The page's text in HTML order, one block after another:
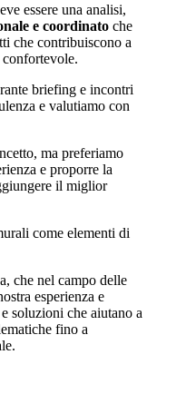
essere una analisi,
e coordinatoche
che contribuiscono a
confortevole.
briefing e incontri
e valutiamo con
ma preferiamo
e proporre la
il miglior
come elementi di
che nel campo delle
esperienza e
soluzioni che aiutano a
fino a